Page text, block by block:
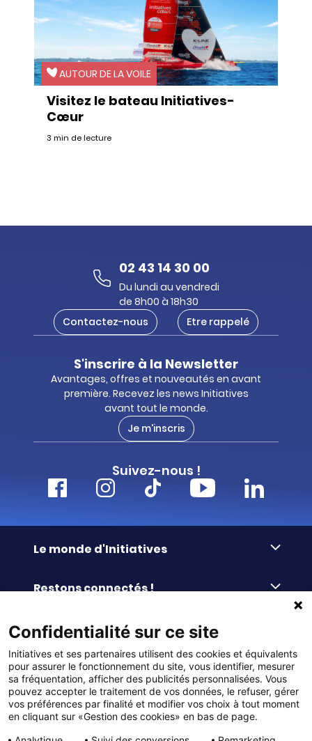
AUTOUR DE LA VOILE
Visitez le bateau Initiatives-
Cœur
3 min de lecture
02 43 14 30 00
Du lundi au vendredi
de 8h00 à 18h30
Contactez-nous
Etre rappelé
S'inscrire à la Newsletter
Avantages, offres et nouveautés en avant
première. Recevez les news Initiatives
avant tout le monde.
Je m'inscris
Suivez-nous !
Le monde d'Initiatives
Le Fond’Actions Initiatives
Enquête de satisfaction
Restons connectés !
Le blog
La newsletter
Commander facilement
Commande par référence
Catalogues à télécharger
Panier
La livraison
Le paiement
Services & FAQ
Reprise des invendus
Paiement différé sans frais
100% Satisfait ou Remboursé
Liens pratiques
© DMP Initiatives 10 avenue Georges Auric - 72021
Confidentialité sur ce site
Initiatives et ses partenaires utilisent des cookies et équivalents
pour assurer le fonctionnement du site, vous identifier, mesurer
sa fréquentation, afficher des publicités personnalisées. Vous
pouvez accepter le traitement de vos données, le refuser, gérer
vos préférences par finalité et modifier vos choix à tout moment
en cliquant sur «Gestion des cookies» en bas de page.